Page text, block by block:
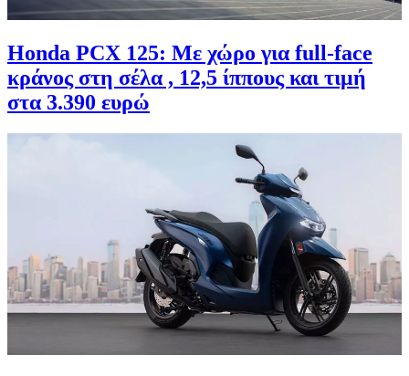
Honda PCX 125: Με χώρο για full-face
κράνος στη σέλα , 12,5 ίππους και τιμή
στα 3.390 ευρώ